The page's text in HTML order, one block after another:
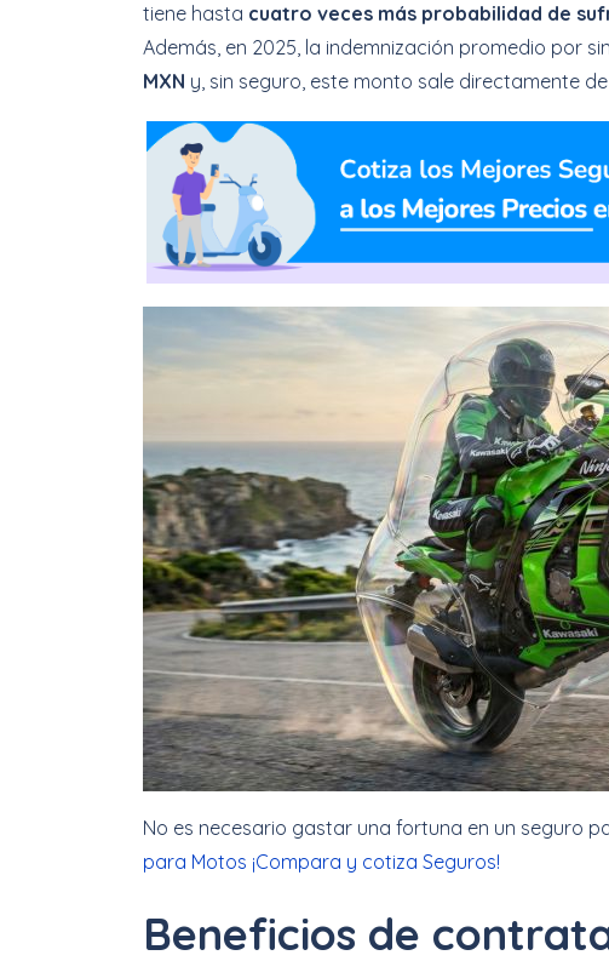
tiene hasta cuatro veces más probabilidad de
Además, en 2025, la indemnización promedio por
MXN y, sin seguro, este monto sale directamente
No es necesario gastar una fortuna en un seguro
para Motos ¡Compara y cotiza Seguros!
Beneficios de